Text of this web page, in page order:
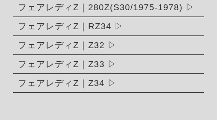
フェアレディZ｜280Z(S30/1975-1978)
フェアレディZ｜RZ34
フェアレディZ｜Z32
フェアレディZ｜Z33
フェアレディZ｜Z34